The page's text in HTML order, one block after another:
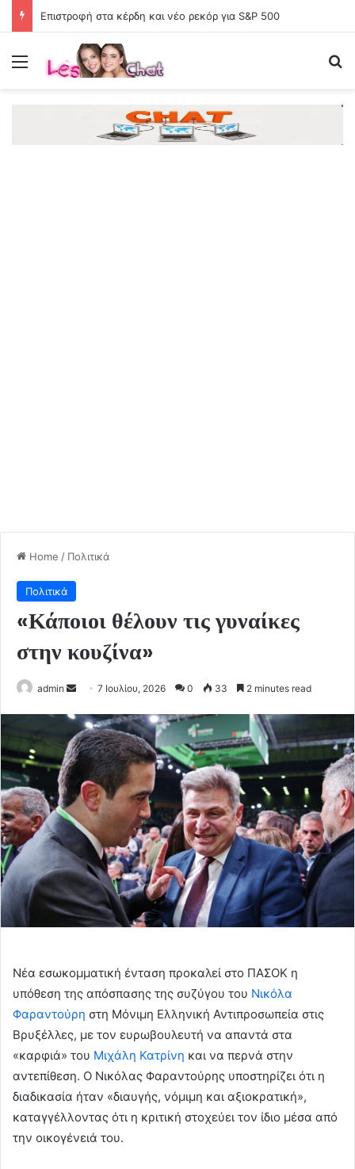
Επιστροφή στα κέρδη και νέο ρεκόρ για S&P 500
Menu
Home / Πολιτικά
Πολιτικά
«Κάποιοι θέλουν τις γυναίκες
στην κουζίνα»
admin
Send
email
7 Ιουλίου, 2026 0 33 2 minutes read
Νέα εσωκομματική ένταση προκαλεί στο ΠΑΣΟΚ η
υπόθεση της απόσπασης της συζύγου του Νικόλα
Φαραντούρη στη Μόνιμη Ελληνική Αντιπροσωπεία στις
Βρυξέλλες, με τον ευρωβουλευτή να απαντά στα
«καρφιά» του Μιχάλη Κατρίνη και να περνά στην
αντεπίθεση. Ο Νικόλας Φαραντούρης υποστηρίζει ότι η
διαδικασία ήταν «διαυγής, νόμιμη και αξιοκρατική»,
καταγγέλλοντας ότι η κριτική στοχεύει τον ίδιο μέσα από
την οικογένειά του.